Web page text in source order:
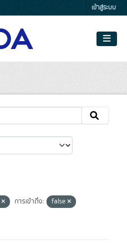
เข้าสู่ระบบ
การเข้าถึง:
false